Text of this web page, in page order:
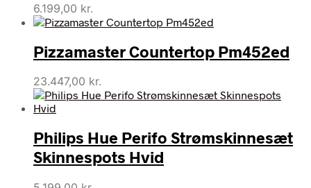
6.199,00 kr.
Pizzamaster Countertop Pm452ed
23.447,00 kr.
Philips Hue Perifo Strømskinnesæt
Skinnespots Hvid